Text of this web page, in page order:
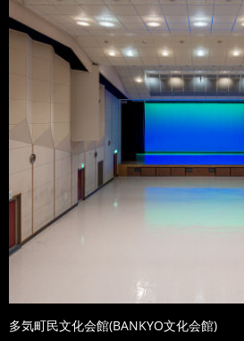
多気町民文化会館(BANKYO文化会館)